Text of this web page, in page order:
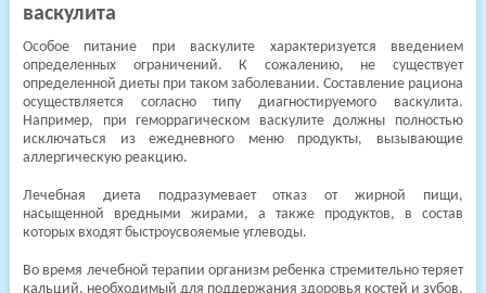
васкулита
Особое питание при васкулите характеризуется введением
определенных ограничений. К сожалению, не существует
определенной диеты при таком заболевании. Составление рациона
осуществляется согласно типу диагностируемого васкулита.
Например, при геморрагическом васкулите должны полностью
исключаться из ежедневного меню продукты, вызывающие
аллергическую реакцию.
Лечебная диета подразумевает отказ от жирной пищи,
насыщенной вредными жирами, а также продуктов, в состав
которых входят быстроусвояемые углеводы.
Во время лечебной терапии организм ребенка стремительно теряет
кальций, необходимый для поддержания здоровья костей и зубов.